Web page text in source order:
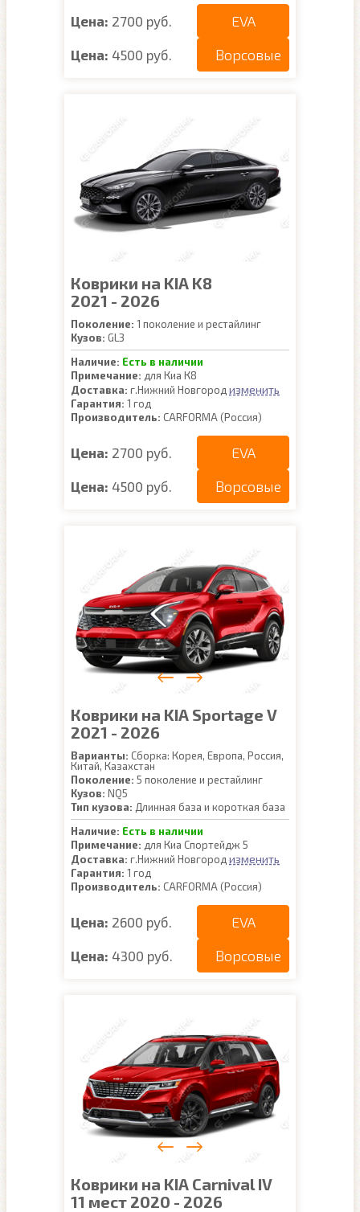
Цена: 2700 руб. EVA
Цена: 4500 руб. Ворсовые
Коврики на KIA K8
2021 - 2026
Поколение: 1 поколение и рестайлинг
Кузов: GL3
Наличие: Есть в наличии
Примечание: для Киа К8
Доставка: г.Нижний Новгород изменить
Гарантия: 1 год
Производитель: CARFORMA (Россия)
Цена: 2700 руб. EVA
Цена: 4500 руб. Ворсовые
Коврики на KIA Sportage V
2021 - 2026
Варианты: Сборка: Корея, Европа, Россия,
Китай, Казахстан
Поколение: 5 поколение и рестайлинг
Кузов: NQ5
Тип кузова: Длинная база и короткая база
Наличие: Есть в наличии
Примечание: для Киа Спортейдж 5
Доставка: г.Нижний Новгород изменить
Гарантия: 1 год
Производитель: CARFORMA (Россия)
Цена: 2600 руб. EVA
Цена: 4300 руб. Ворсовые
Коврики на KIA Carnival IV
11 мест 2020 - 2026